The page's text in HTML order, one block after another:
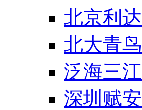
北京利达
北大青鸟
泛海三江
深圳赋安